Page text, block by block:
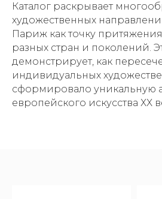
Каталог раскрывает
художественных
Париж как точку
разных стран и поколений.
демонстрирует, как
индивидуальных
сформировало уникальную
европейского искусства ХХ